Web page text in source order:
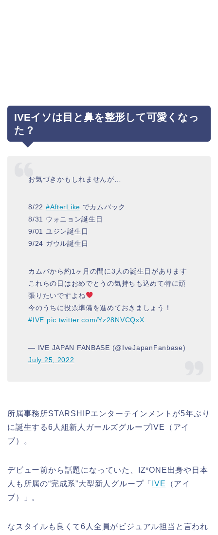
IVEイソは目と鼻を整形して可愛くなっ
た？
お気づきかもしれませんが…
8/22 #AfterLike でカムバック
8/31 ウォニョン誕生日
9/01 ユジン誕生日
9/24 ガウル誕生日
カムバから約1ヶ月の間に3人の誕生日があります
これらの日はおめでとうの気持ちも込めて特に頑
張りたいですよね
今のうちに投票準備を進めておきましょう！
#IVE pic.twitter.com/Yz28NVCQxX
— IVE JAPAN FANBASE (@IveJapanFanbase)
July 25, 2022
所属事務所STARSHIPエンターテインメントが5年ぶり
に誕生する6人組新人ガールズグループIVE
（アイ
ブ）。
デビュー前から話題になっていた、IZ*ONE出身や日本
人も所属の“完成系”大型新人グループ「
IVE （アイ
ブ）」。
なスタイルも良くて6人全員がビジュアル担当と言われ